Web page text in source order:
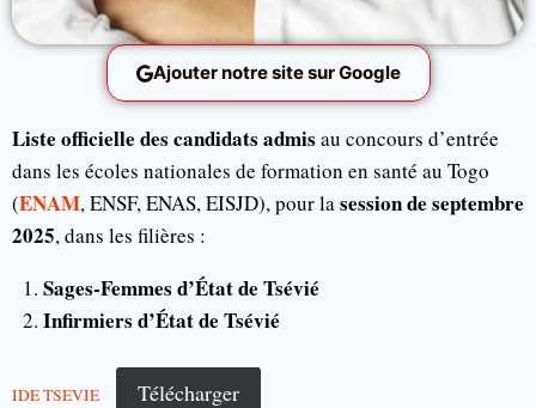
Ajouter notre site sur Google
Liste officielle des candidats admis au concours d’entrée
dans les écoles nationales de formation en santé au Togo
(ENAM, ENSF, ENAS, EISJD), pour lasession de septembre
2025, dans les filières :
Sages-Femmes d’État de Tsévié
Infirmiers d’État de Tsévié
IDE TSEVIE Télécharger